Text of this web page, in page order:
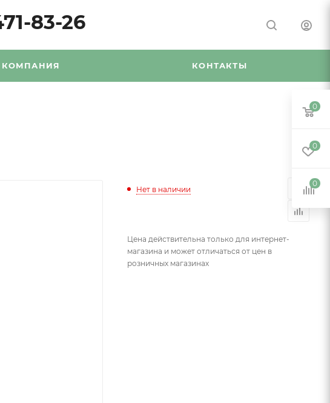
83-26
КОМПАНИЯ КОНТАКТЫ
Нет в наличии
Цена действительна только для интернет-
магазина и может отличаться от цен в
розничных магазинах
0
0
0